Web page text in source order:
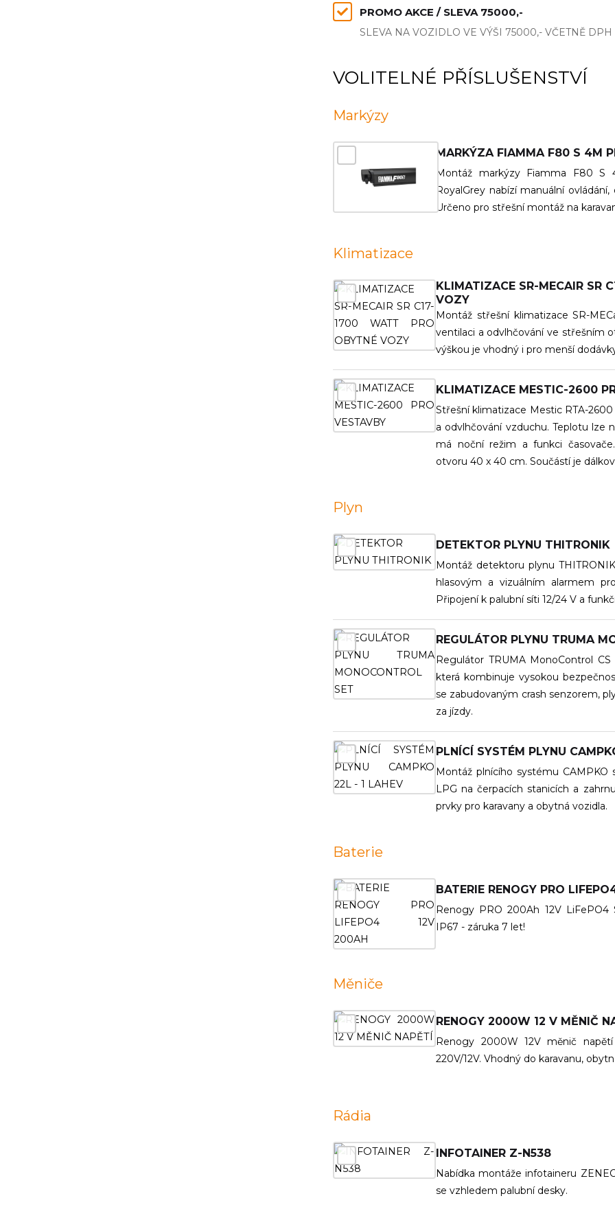
PROMO AKCE / SLEVA 75000,-
SLEVA NA VOZIDLO VE VÝŠI 75000,- VČETNĚ DPH
VOLITELNÉ PŘÍSLUŠENSTVÍ
Markýzy
MARKÝZA FIAMMA F80 S 4M
Montáž markýzy Fiamma F80
RoyalGrey nabízí manuální
Určeno pro střešní montáž na
Klimatizace
KLIMATIZACE SR-MECAIR SR
VOZY
Montáž střešní klimatizace SR-
ventilaci a odvlhčování ve střešním
výškou je vhodný i pro menší
KLIMATIZACE MESTIC-2600
Střešní klimatizace Mestic RTA-
a odvlhčování vzduchu. Teplotu lze
má noční režim a funkci
otvoru 40 x 40 cm. Součástí je
Plyn
DETEKTOR PLYNU THITRONIK
Montáž detektoru plynu
hlasovým a vizuálním alarmem
Připojení k palubní síti 12/24 V a
REGULÁTOR PLYNU TRUMA
Regulátor TRUMA MonoControl
která kombinuje vysokou
se zabudovaným crash senzorem,
za jízdy.
PLNÍCÍ SYSTÉM PLYNU
Montáž plnícího systému
LPG na čerpacích stanicích a
prvky pro karavany a obytná vozidla.
Baterie
BATERIE RENOGY PRO
Renogy PRO 200Ah 12V
IP67 - záruka 7 let!
Měniče
RENOGY 2000W 12 V MĚNIČ
Renogy 2000W 12V měnič
220V/12V. Vhodný do karavanu,
Rádia
INFOTAINER Z-N538
Nabídka montáže infotaineru
se vzhledem palubní desky.